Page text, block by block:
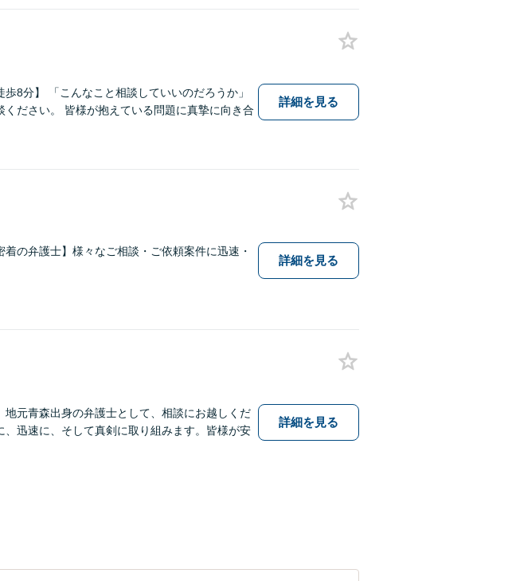
8分】 「こんなこと相談していいのだろうか」
ださい。 皆様が抱えている問題に真摯に向き合
詳細を見る
の弁護士】様々なご相談・ご依頼案件に迅速・
詳細を見る
地元青森出身の弁護士として、相談にお越しくだ
迅速に、そして真剣に取り組みます。皆様が安
詳細を見る